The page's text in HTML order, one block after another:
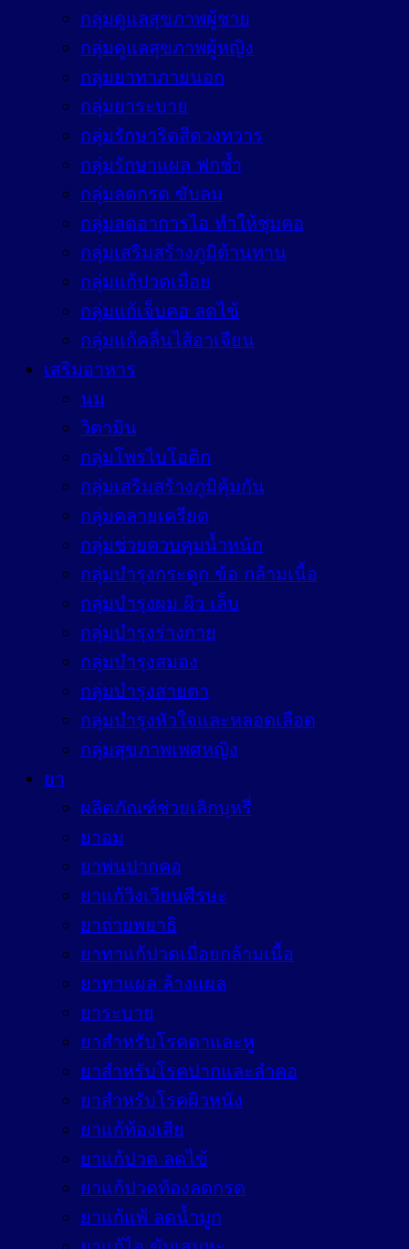
กลุ่มดูแลสุขภาพผู้ชาย
กลุ่มดูแลสุขภาพผู้หญิง
กลุ่มยาทาภายนอก
กลุ่มยาระบาย
กลุ่มรักษาริดสีดวงทวาร
กลุ่มรักษาแผล ฟกช้ำ
กลุ่มลดกรด ขับลม
กลุ่มลดอาการไอ ทำให้ชุ่มคอ
กลุ่มเสริมสร้างภูมิต้านทาน
กลุ่มแก้ปวดเมื่อย
กลุ่มแก้เจ็บคอ ลดไข้
กลุ่มแก้คลื่นไส้อาเจียน
เสริมอาหาร
นม
วิตามิน
กลุ่มโพรไบโอติก
กลุ่มเสริมสร้างภูมิคุ้มกัน
กลุ่มคลายเครียด
กลุ่มช่วยควบคุมน้ำหนัก
กลุ่มบำรุงกระดูก ข้อ กล้ามเนื้อ
กลุ่มบำรุงผม ผิว เล็บ
กลุ่มบำรุงร่างกาย
กลุ่มบำรุงสมอง
กลุ่มบำรุงสายตา
กลุ่มบำรุงหัวใจและหลอดเลือด
กลุ่มสุขภาพเพศหญิง
ยา
ผลิตภัณฑ์ช่วยเลิกบุหรี่
ยาอม
ยาพ่นปากคอ
ยาแก้วิงเวียนศีรษะ
ยาถ่ายพยาธิ
ยาทาแก้ปวดเมื่อยกล้ามเนื้อ
ยาทาแผล ล้างแผล
ยาระบาย
ยาสำหรับโรคตาและหู
ยาสำหรับโรคปากและลำคอ
ยาสำหรับโรคผิวหนัง
ยาแก้ท้องเสีย
ยาแก้ปวด ลดไข้
ยาแก้ปวดท้องลดกรด
ยาแก้แพ้ ลดน้ำมูก